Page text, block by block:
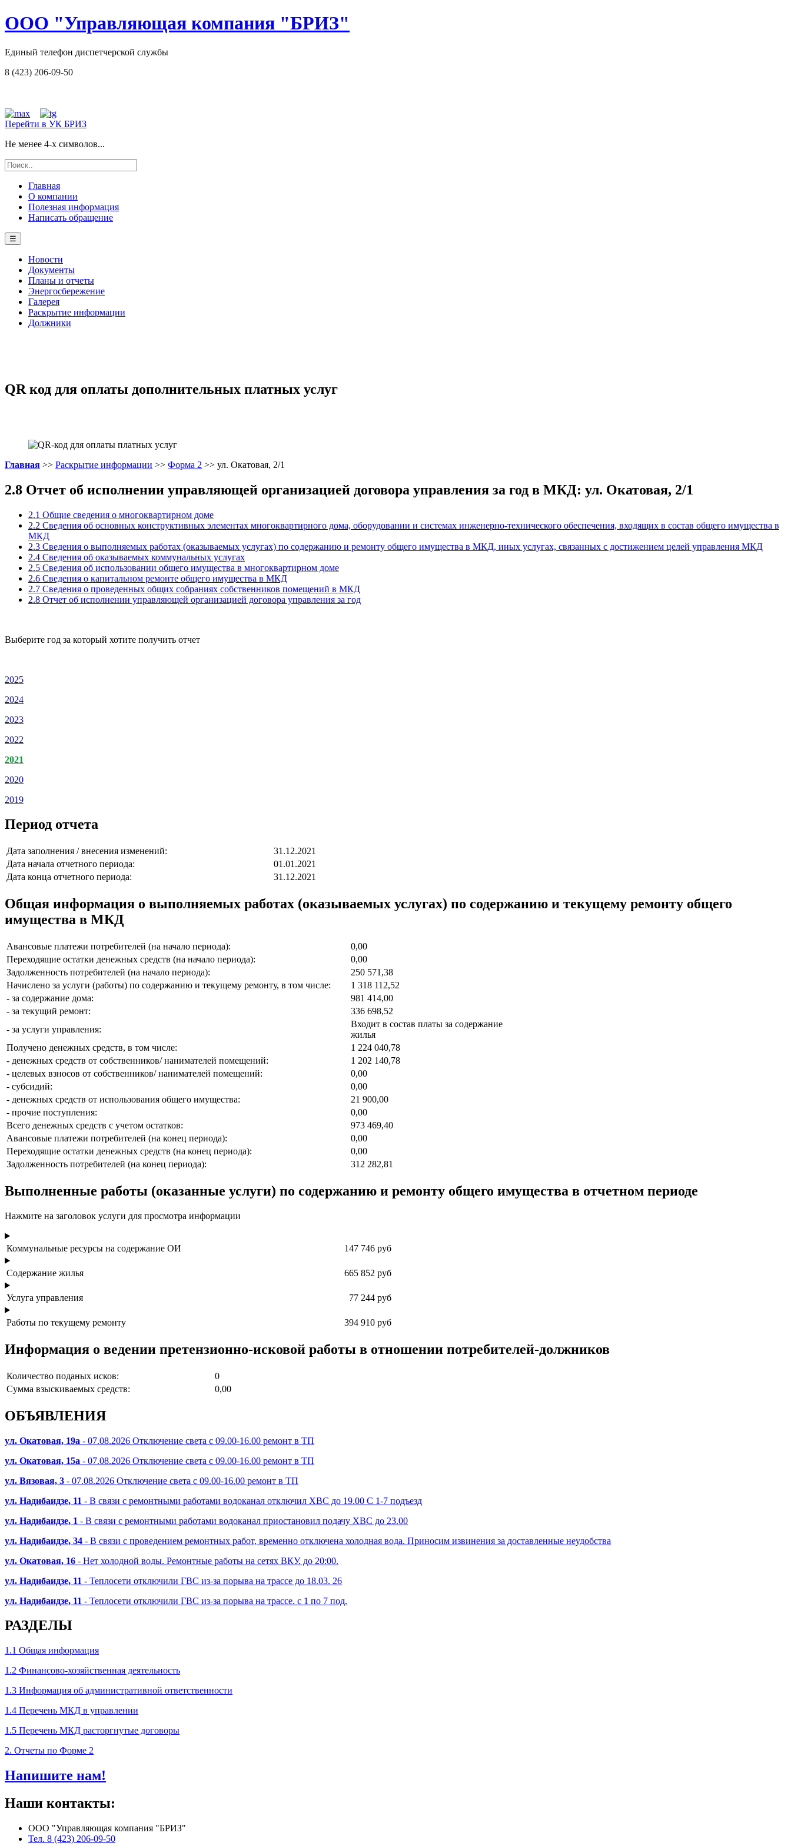
ООО "Управляющая компания "БРИЗ"
Единый телефон диспетчерской службы
8 (423) 206-09-50
Перейти в УК БРИЗ
Не менее 4-х символов...
Главная
О компании
Полезная информация
Написать обращение
☰
Новости
Документы
Планы и отчеты
Энергосбережение
Галерея
Раскрытие информации
Должники
QR код для оплаты дополнительных платных услуг
Главная >> Раскрытие информации >> Форма 2 >> ул. Окатовая, 2/1
2.8 Отчет об исполнении управляющей организацией договора управления за год в МКД: ул. Окатовая, 2/1
2.1 Общие сведения о многоквартирном доме
2.2 Сведения об основных конструктивных элементах многоквартирного дома, оборудовании и системах инженерно-технического обеспечения, входящих в состав общего имущества в
МКД
2.3 Сведения о выполняемых работах (оказываемых услугах) по содержанию и ремонту общего имущества в МКД, иных услугах, связанных с достижением целей управления МКД
2.4 Сведения об оказываемых коммунальных услугах
2.5 Сведения об использовании общего имущества в многоквартирном доме
2.6 Сведения о капитальном ремонте общего имущества в МКД
2.7 Сведения о проведенных общих собраниях собственников помещений в МКД
2.8 Отчет об исполнении управляющей организацией договора управления за год
Выберите год за который хотите получить отчет
2025
2024
2023
2022
2021
2020
2019
Период отчета
Дата заполнения / внесения изменений:
31.12.2021
Дата начала отчетного периода:
01.01.2021
Дата конца отчетного периода:
31.12.2021
Общая информация о выполняемых работах (оказываемых услугах) по содержанию и текущему ремонту общего
имущества в МКД
Авансовые платежи потребителей (на начало периода):
0,00
Переходящие остатки денежных средств (на начало периода):
0,00
Задолженность потребителей (на начало периода):
250 571,38
Начислено за услуги (работы) по содержанию и текущему ремонту, в том числе:
1 318 112,52
- за содержание дома:
981 414,00
- за текущий ремонт:
336 698,52
- за услуги управления:
Входит в состав платы за содержание
жилья
Получено денежных средств, в том числе:
1 224 040,78
- денежных средств от собственников/ нанимателей помещений:
1 202 140,78
- целевых взносов от собственников/ нанимателей помещений:
0,00
- субсидий:
0,00
- денежных средств от использования общего имущества:
21 900,00
- прочие поступления:
0,00
Всего денежных средств с учетом остатков:
973 469,40
Авансовые платежи потребителей (на конец периода):
0,00
Переходящие остатки денежных средств (на конец периода):
0,00
Задолженность потребителей (на конец периода):
312 282,81
Выполненные работы (оказанные услуги) по содержанию и ремонту общего имущества в отчетном периоде
Нажмите на заголовок услуги для просмотра информации
Коммунальные ресурсы на содержание ОИ 147 746 руб
Содержание жилья 665 852 руб
Услуга управления 77 244 руб
Работы по текущему ремонту 394 910 руб
Информация о ведении претензионно-исковой работы в отношении потребителей-должников
Количество поданых исков:
0
Сумма взыскиваемых средств:
0,00
ОБЪЯВЛЕНИЯ
ул. Окатовая, 19а - 07.08.2026 Отключение света с 09.00-16.00 ремонт в ТП
ул. Окатовая, 15а - 07.08.2026 Отключение света с 09.00-16.00 ремонт в ТП
ул. Вязовая, 3 - 07.08.2026 Отключение света с 09.00-16.00 ремонт в ТП
ул. Надибаидзе, 11 - В связи с ремонтными работами водоканал отключил ХВС до 19.00 С 1-7 подъезд
ул. Надибаидзе, 1 - В связи с ремонтными работами водоканал приостановил подачу ХВС до 23.00
ул. Надибаидзе, 34 - В связи с проведением ремонтных работ, временно отключена холодная вода. Приносим извинения за доставленные неудобства
ул. Окатовая, 16 - Нет холодной воды. Ремонтные работы на сетях ВКУ. до 20:00.
ул. Надибаидзе, 11 - Теплосети отключили ГВС из-за порыва на трассе до 18.03. 26
ул. Надибаидзе, 11 - Теплосети отключили ГВС из-за порыва на трассе. с 1 по 7 под.
РАЗДЕЛЫ
1.1 Общая информация
1.2 Финансово-хозяйственная деятельность
1.3 Информация об административной ответственности
1.4 Перечень МКД в управлении
1.5 Перечень МКД расторгнутые договоры
2. Отчеты по Форме 2
Напишите нам!
Наши контакты:
ООО "Управляющая компания "БРИЗ"
Тел. 8 (423) 206-09-50